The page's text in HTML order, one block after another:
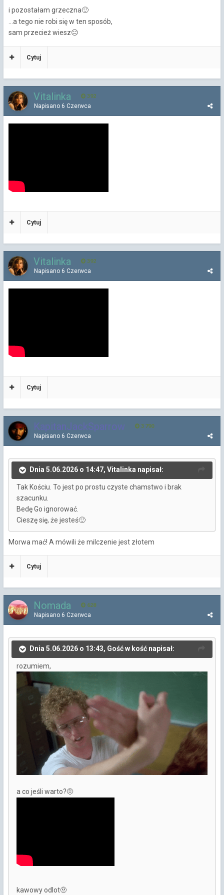
i pozostałam grzeczna🙂
...a tego nie robi się w ten sposób,
sam przecież wiesz😑
Cytuj
Vitalinka 392
Napisano 6 Czerwca
Cytuj
Vitalinka 392
Napisano 6 Czerwca
Cytuj
KapitanJackSparrow 3 790
Napisano 6 Czerwca
Dnia 5.06.2026 o 14:47, Vitalinka napisał:
Tak Kościu. To jest po prostu czyste chamstwo i brak
szacunku.
Bedę Go ignorować.
Cieszę się, że jesteś🙂
Morwa mać! A mówili że milczenie jest złotem
Cytuj
Nomada 628
Napisano 6 Czerwca
Dnia 5.06.2026 o 13:43, Gość w kość napisał:
rozumiem,
a co jeśli warto?🤨
kawowy odlot🤨